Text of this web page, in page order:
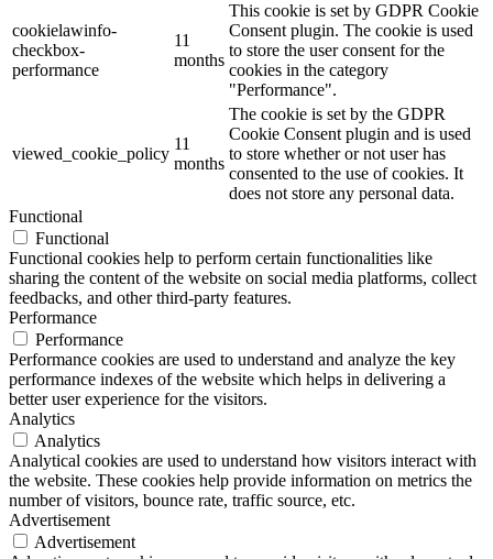
cookielawinfo-
checkbox-
performance
11
months
This cookie is set by GDPR Cookie
Consent plugin. The cookie is used
to store the user consent for the
cookies in the category
"Performance".
viewed_cookie_policy
11
months
The cookie is set by the GDPR
Cookie Consent plugin and is used
to store whether or not user has
consented to the use of cookies. It
does not store any personal data.
Functional
Functional
Functional cookies help to perform certain functionalities like
sharing the content of the website on social media platforms, collect
feedbacks, and other third-party features.
Performance
Performance
Performance cookies are used to understand and analyze the key
performance indexes of the website which helps in delivering a
better user experience for the visitors.
Analytics
Analytics
Analytical cookies are used to understand how visitors interact with
the website. These cookies help provide information on metrics the
number of visitors, bounce rate, traffic source, etc.
Advertisement
Advertisement